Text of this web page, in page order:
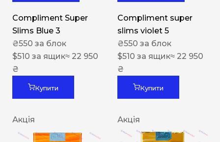
Compliment Super
Slims Blue 3
₴550 за блок
$510 за ящик≈ 22 950
₴
Купити
Compliment super
slims violet 5
₴550 за блок
$510 за ящик≈ 22 950
₴
Купити
Акція Акція